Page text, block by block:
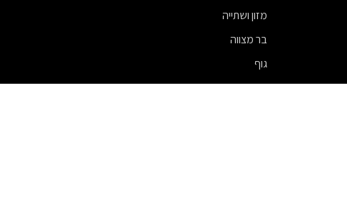
מזון ושתייה
בר מצווה
גוף
ניתוחי חזה